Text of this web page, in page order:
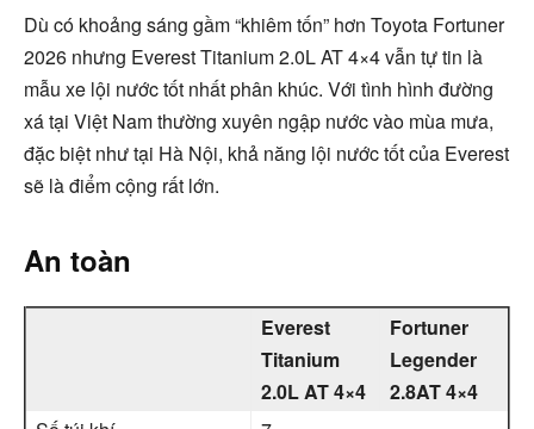
Dù có khoảng sáng gầm “khiêm tốn” hơn Toyota Fortuner
2026 nhưng Everest Titanium 2.0L AT 4×4 vẫn tự tin là
mẫu xe lội nước tốt nhất phân khúc. Với tình hình đường
xá tại Việt Nam thường xuyên ngập nước vào mùa mưa,
đặc biệt như tại Hà Nội, khả năng lội nước tốt của Everest
sẽ là điểm cộng rất lớn.
An toàn
Everest
Titanium
2.0L AT 4×4
Fortuner
Legender
2.8AT 4×4